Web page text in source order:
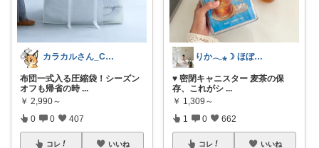
カラカルさん_CRCL😺朝コレ4時
布団一式入る圧縮袋！シーズン
オフも帰省の時 ...
￥ 2,990～
0 0 407
コレ いいね
りか𓂃⁎☽ ほぼオリ写
♥ 密閉キャニスター 麦茶の保
存、これがシ ...
￥ 1,309～
1 0 662
コレ いいね